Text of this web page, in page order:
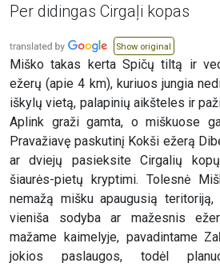
Per didingas Cirgaļi kopas
Show original
Miško takas kerta Spičų tiltą ir
ežerų (apie 4 km), kuriuos jungia
iškylų vietą, palapinių aikšteles ir
Aplink graži gamta, o miškuose
Pravažiavę paskutinį Kokši ežerą
ar dviejų pasieksite Cirgalių
šiaurės-pietų kryptimi. Tolesnė
nemažą mišku apaugusią
vieniša sodyba ar mažesnis
mažame kaimelyje, pavadintame
jokios paslaugos, todėl